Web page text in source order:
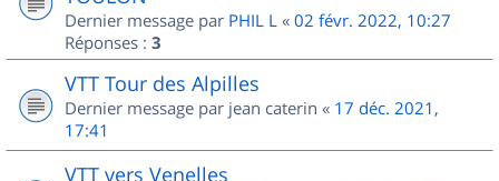
Dernier message par PHIL L « 02 févr. 2022, 10:27
Réponses : 3
VTT Tour des Alpilles
Dernier message par jean caterin « 17 déc. 2021,
17:41
VTT vers Venelles